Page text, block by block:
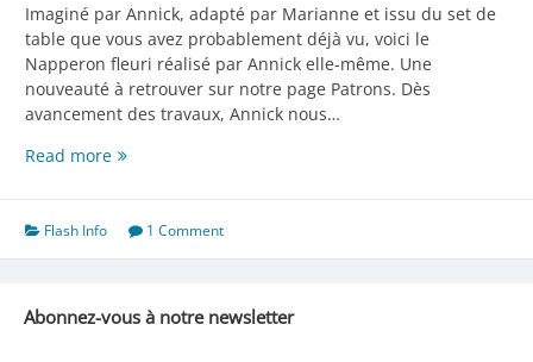
Imaginé par Annick, adapté par Marianne et issu du set de
table que vous avez probablement déjà vu, voici le
Napperon fleuri réalisé par Annick elle-même. Une
nouveauté à retrouver sur notre page Patrons. Dès
avancement des travaux, Annick nous…
Read moreUne
Napperon
Flash Info 1 Comment
Abonnez-vous à notre newsletter